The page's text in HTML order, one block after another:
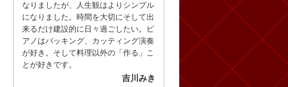
なりましたが、人生観はよりシンプル
になりました。時間を大切にそして出
来るだけ建設的に日々過ごしたい。ピ
アノはバッキング、カッティング演奏
が好き。そして料理以外の「作る」こ
とが好きです。
吉川みき